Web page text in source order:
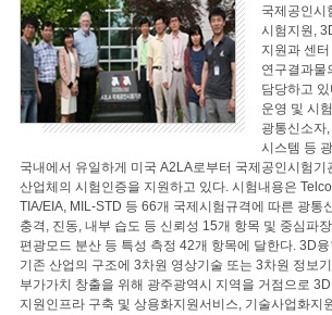
국제공인시
시험지원,
지원과 센
연구결과물
담당하고
운영 및 시
광통신소자
시스템 등
국내에서 유일하게 미국 A2LA로부터 국제공인시험기
산업체의 시험인증을 지원하고 있다. 시험내용은
TIA/EIA, MIL-STD 등 66개 국제시험규격에 따른 광통
충격, 진동, 내부 습도 등 신뢰성 15개 항목 및 중심파
편광모드 분산 등 특성 측정 42개 항목에 달한다. 3D
기존 산업의 구조에 3차원 영상기술 또는 3차원 정보
부가가치 창출을 위해 광주광역시 지역을 거점으로
지원인프라 구축 및 상용화지원서비스, 기술사업화지